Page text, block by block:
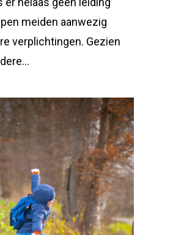
meiden aanwezig
verplichtingen. Gezien